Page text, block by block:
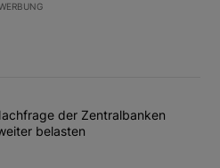
der am meisten kommentierten
"Unerwartet tiefe Nachfrage der
der Zentralbanken
belasten